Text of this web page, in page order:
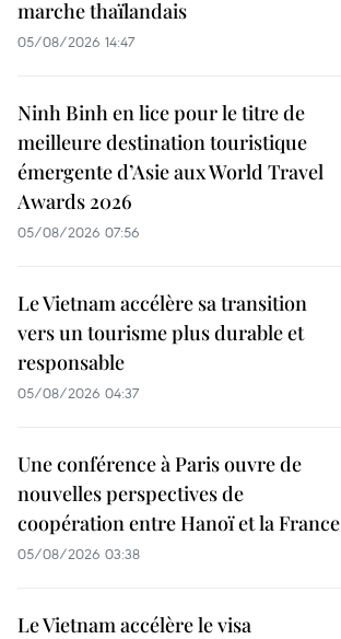
marche thaïlandais
05/08/2026 14:47
Ninh Binh en lice pour le titre de
meilleure destination touristique
émergente d’Asie aux World Travel
Awards 2026
05/08/2026 07:56
Le Vietnam accélère sa transition
vers un tourisme plus durable et
responsable
05/08/2026 04:37
Une conférence à Paris ouvre de
nouvelles perspectives de
coopération entre Hanoï et la France
05/08/2026 03:38
Le Vietnam accélère le visa